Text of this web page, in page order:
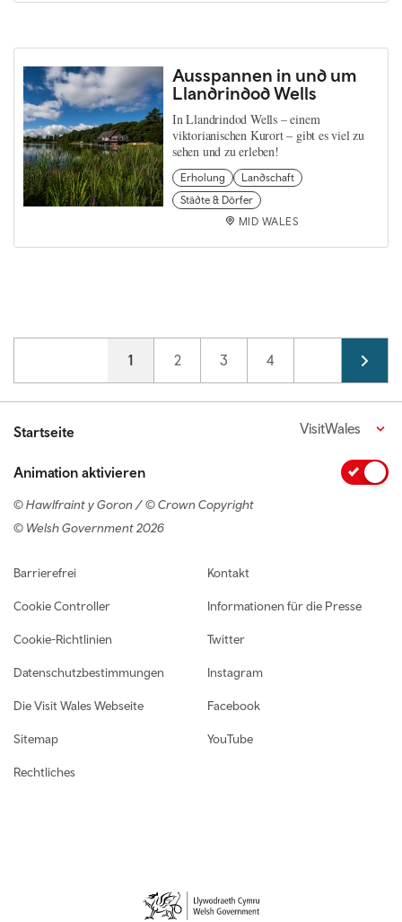
Ausspannen in und um
Llandrindod Wells
In Llandrindod Wells – einem
viktorianischen Kurort – gibt es viel zu
sehen und zu erleben!
Erholung
Landschaft
Städte & Dörfer
MID WALES
PaginationCurrent page
1 Page
2 Page
3 Page
4
Startseite VisitWales
Animation aktivieren
© Hawlfraint y Goron / © Crown Copyright
© Welsh Government 2026
Footer navigation
Barrierefrei
Cookie Controller
Cookie-Richtlinien
Datenschutzbestimmungen
Die Visit Wales Webseite
Sitemap
Rechtliches
Kontakt
Informationen für die Presse
Twitter
Instagram
Facebook
YouTube